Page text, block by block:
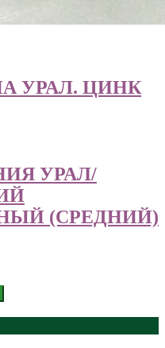
УРАЛ. ЦИНК
УРАЛ/
(СРЕДНИЙ)